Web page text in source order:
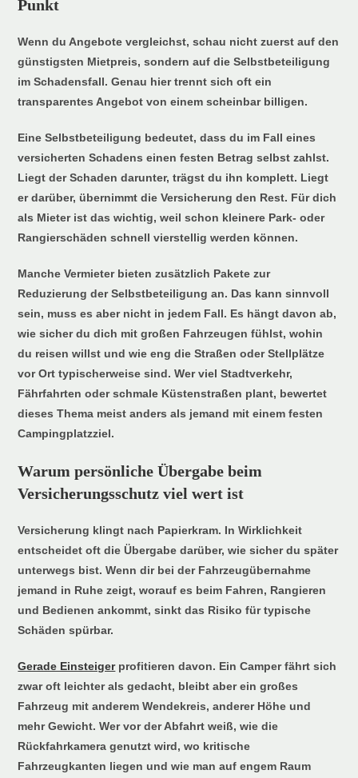
Punkt
Wenn du Angebote vergleichst, schau nicht zuerst auf den
günstigsten Mietpreis, sondern auf die Selbstbeteiligung
im Schadensfall. Genau hier trennt sich oft ein
transparentes Angebot von einem scheinbar billigen.
Eine Selbstbeteiligung bedeutet, dass du im Fall eines
versicherten Schadens einen festen Betrag selbst zahlst.
Liegt der Schaden darunter, trägst du ihn komplett. Liegt
er darüber, übernimmt die Versicherung den Rest. Für dich
als Mieter ist das wichtig, weil schon kleinere Park- oder
Rangierschäden schnell vierstellig werden können.
Manche Vermieter bieten zusätzlich Pakete zur
Reduzierung der Selbstbeteiligung an. Das kann sinnvoll
sein, muss es aber nicht in jedem Fall. Es hängt davon ab,
wie sicher du dich mit großen Fahrzeugen fühlst, wohin
du reisen willst und wie eng die Straßen oder Stellplätze
vor Ort typischerweise sind. Wer viel Stadtverkehr,
Fährfahrten oder schmale Küstenstraßen plant, bewertet
dieses Thema meist anders als jemand mit einem festen
Campingplatzziel.
Warum persönliche Übergabe beim
Versicherungsschutz viel wert ist
Versicherung klingt nach Papierkram. In Wirklichkeit
entscheidet oft die Übergabe darüber, wie sicher du später
unterwegs bist. Wenn dir bei der Fahrzeugübernahme
jemand in Ruhe zeigt, worauf es beim Fahren, Rangieren
und Bedienen ankommt, sinkt das Risiko für typische
Schäden spürbar.
Gerade Einsteigerprofitieren davon. Ein Camper fährt sich
zwar oft leichter als gedacht, bleibt aber ein großes
Fahrzeug mit anderem Wendekreis, anderer Höhe und
mehr Gewicht. Wer vor der Abfahrt weiß, wie die
Rückfahrkamera genutzt wird, wo kritische
Fahrzeugkanten liegen und wie man auf engem Raum